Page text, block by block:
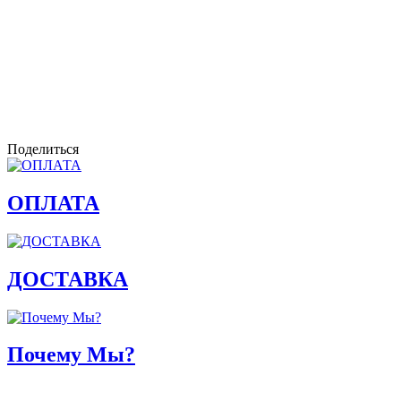
Поделиться
ОПЛАТА
ДОСТАВКА
Почему Мы?